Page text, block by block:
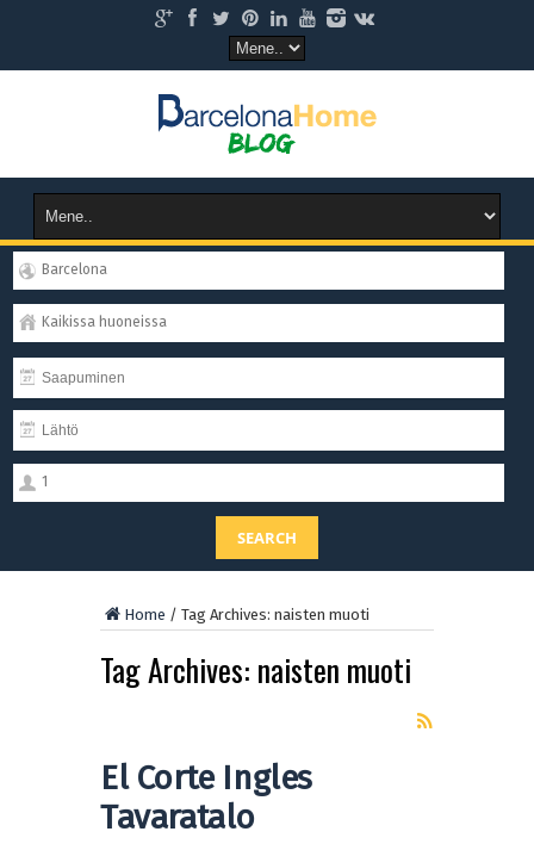
Barcelona
Kaikissa huoneissa
1
SEARCH
Home / Tag Archives: naisten muoti
Tag Archives: naisten muoti
El Corte Ingles
Tavaratalo